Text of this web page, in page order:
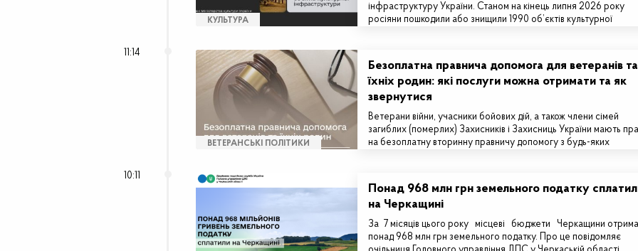
КУЛЬТУРА
інфраструктуру України. Станом на кінець липня 2026 року
росіяни пошкодили або знищили 1990 об’єктів культурної
11:14
ВЕТЕРАНСЬКІ ПОЛІТИКИ
Безоплатна правнича допомога для ветеранів та
їхніх родин: які послуги можна отримати та як
звернутися
Ветерани війни, учасники бойових дій, а також члени сімей
загиблих (померлих) Захисників і Захисниць України мають
на безоплатну вторинну правничу допомогу з будь-яких
10:11
Понад 968 млн грн земельного податку
на Черкащині
За 7 місяців цього року місцеві бюджети Черкащини
понад 968 млн грн земельного податку. Про це повідомляє